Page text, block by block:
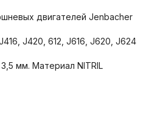
двигателей Jenbacher
J420, 612, J616, J620, J624
мм. Материал NITRIL